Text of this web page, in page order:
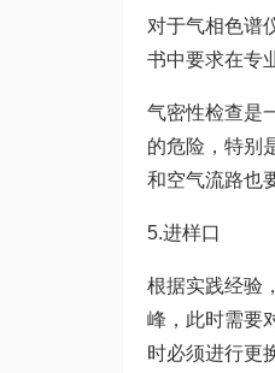
对于气相色谱
书中要求在专
气密性检查是
的危险，特别
和空气流路也
5.进样口
根据实践经验
峰，此时需要
时必须进行更